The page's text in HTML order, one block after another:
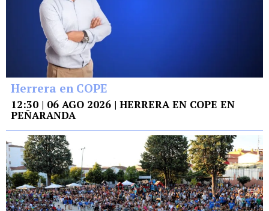
Herrera en COPE
12:30 | 06 AGO 2026 | HERRERA EN COPE EN
PEÑARANDA